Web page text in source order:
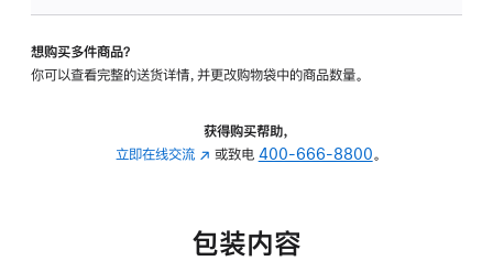
转
的
想购买多件商品？
你可以查看完整的送货详情，并更改购物袋中的商品数量。
获得购买帮助，
立即在线交流 (在
中
或致电 400-666-8800。
包装内容